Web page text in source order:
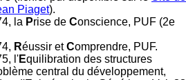
Piaget).
la Prise de Conscience, PUF (2e
Réussir etComprendre, PUF.
l'Equilibration des structures
central du développement,